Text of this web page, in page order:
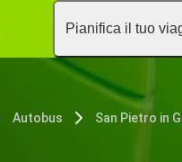
Pianifica il tuo
Autobus San Pietro in